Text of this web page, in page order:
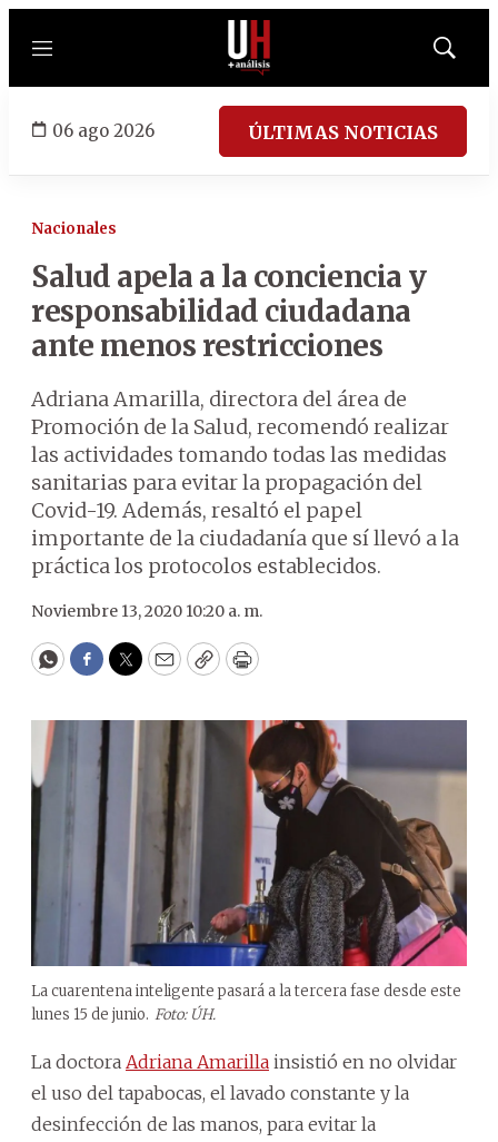
Menú
Mostrar
06 ago 2026 ÚLTIMAS NOTICIAS
Nacionales
Salud apela a la conciencia y
responsabilidad ciudadana
ante menos restricciones
Adriana Amarilla, directora del área de
Promoción de la Salud, recomendó realizar
las actividades tomando todas las medidas
sanitarias para evitar la propagación del
Covid-19. Además, resaltó el papel
importante de la ciudadanía que sí llevó a la
práctica los protocolos establecidos.
Noviembre 13, 2020 10:20 a. m.
WhatsApp
Facebook
Twitter
EmailCopyPrint
La cuarentena inteligente pasará a la tercera fase desde este
lunes 15 de junio. Foto: ÚH.
La doctora Adriana Amarilla insistió en no olvidar
el uso del tapabocas, el lavado constante y la
desinfección de las manos, para evitar la